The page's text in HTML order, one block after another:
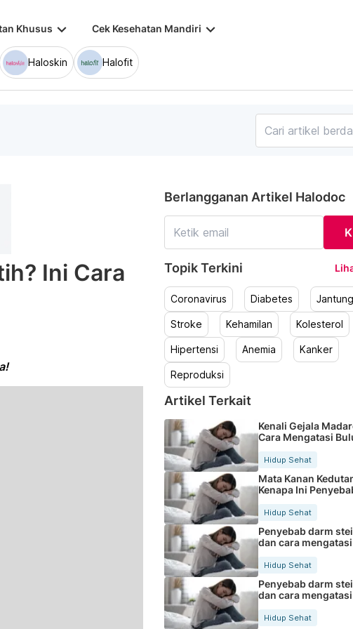
Khusus keyboard_arrow_down Cek Kesehatan Mandiri keyboard_arrow_down
Haloskin Halofit
Ini Cara
Berlangganan Artikel Halodoc
Topik Terkini
Coronavirus Diabetes Jantung
Stroke Kehamilan Kolesterol
Hipertensi Anemia Kanker
Reproduksi
Artikel Terkait
Kenali Gejala
Cara Mengatasi
Hidup Sehat
Mata Kanan
Kenapa Ini
Hidup Sehat
Penyebab darm
dan cara
Hidup Sehat
Penyebab darm
dan cara
Hidup Sehat